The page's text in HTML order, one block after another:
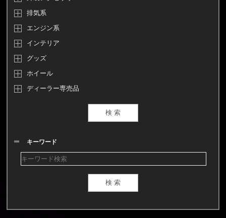
排気系
エンジン系
インテリア
グッズ
ホイール
ディーラー専売品
キーワード